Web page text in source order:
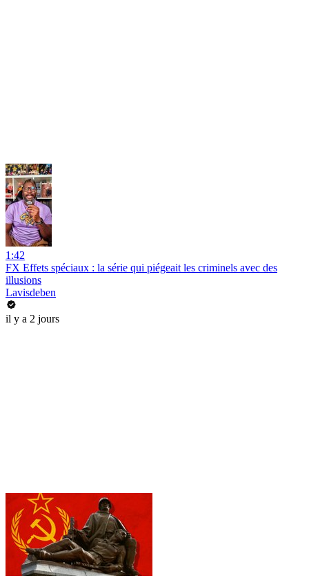
1:42
FX Effets spéciaux : la série qui piégeait les criminels avec des
illusions
Lavisdeben
il y a 2 jours